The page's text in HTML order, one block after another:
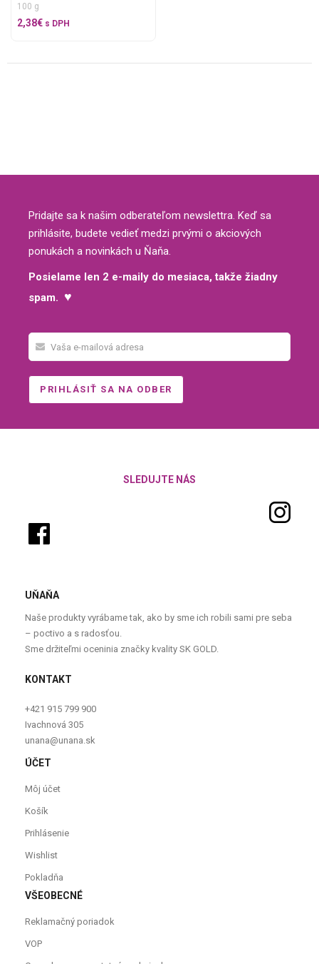
100 g
2,38€ s DPH
Pridajte sa k našim odberateľom newslettra. Keď sa
prihlásite, budete vedieť medzi prvými o akciových
ponukách a novinkách u Ňaňa.
Posielame len 2 e-maily do mesiaca, takže žiadny
spam. ♥
SLEDUJTE NÁS
UŇAŇA
Naše produkty vyrábame tak, ako by sme ich robili sami pre seba
– poctivo a s radosťou.
Sme držiteľmi oceninia značky kvality SK GOLD.
KONTAKT
+421 915 799 900
Ivachnová 305
unana@unana.sk
ÚČET
Môj účet
Košík
Prihlásenie
Wishlist
Pokladňa
VŠEOBECNÉ
Reklamačný poriadok
VOP